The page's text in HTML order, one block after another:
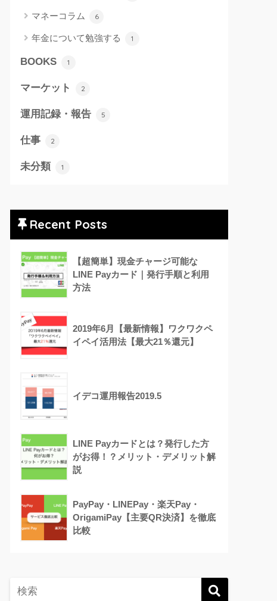
マネーコラム 6
年金について勉強する 1
BOOKS 1
マーケット 2
運用記録・報告 5
仕事 2
未分類 1
Recent Posts
【超簡単】現金チャージ可能な
LINE Payカード｜発行手順と利用
方法
2019年6月【最新情報】ワクワクペ
イペイ活用法【最大21％還元】
イデコ運用報告2019.5
LINE Payカードとは？発行した方
がお得！？メリット・デメリット解
説
PayPay・LINEPay・楽天Pay・
OrigamiPay【主要QR決済】を徹底
比較